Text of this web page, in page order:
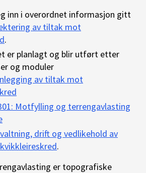
inn i overordnet informasjon gitt
av tiltak mot
.
er planlagt og blir utført etter
og moduler
av tiltak mot
Motfylling og terrengavlasting
drift og vedlikehold av
.
er topografiske